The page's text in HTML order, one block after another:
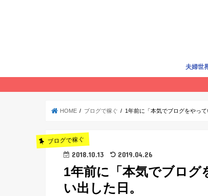
夫婦世
HOME ブログで稼ぐ 1年前に「本気でブログをやっ
ブログで稼ぐ
2018.10.13 2019.04.26
1年前に「本気でブログ
い出した日。